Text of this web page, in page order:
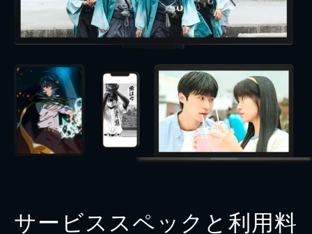
サービススペックと利用料